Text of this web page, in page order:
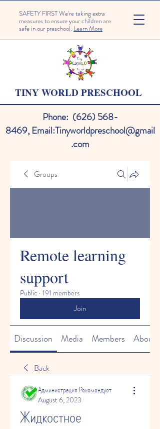
SAFETY FIRST We're taking extra
measures to ensure your children are
safe in our preschool. Learn More
TINY WORLD PRESCHOOL
Phone: (626) 568-
8469, Email:Tinyworldpreschool@gmail
.com
Groups
Remote learning
support
Public · 191 members
Join
Discussion Media Members About
Back
Администрация Рекомендует
August 6, 2023
Жидкостное